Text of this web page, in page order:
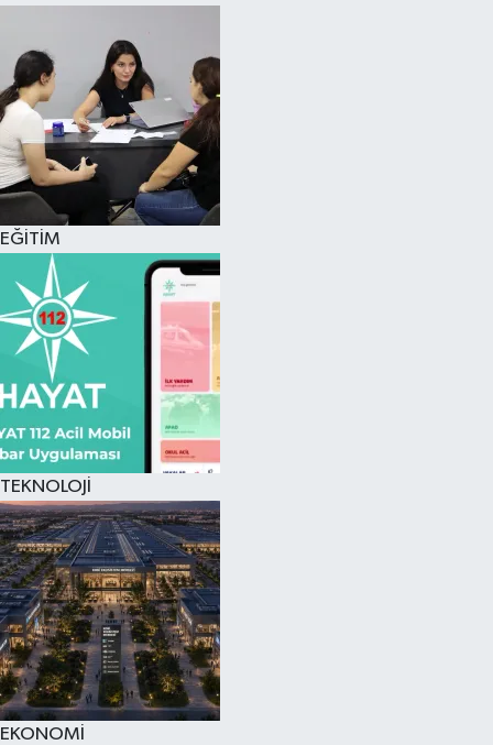
EĞİTİM
TEKNOLOJİ
EKONOMİ